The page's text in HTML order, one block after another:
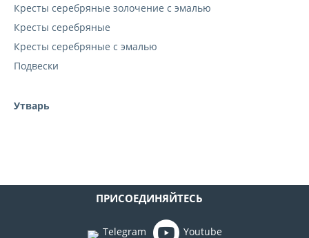
Кресты cеребряные золочение с эмалью
Кресты серебряные
Кресты серебряные с эмалью
Подвески
Утварь
ПРИСОЕДИНЯЙТЕСЬ
Telegram Youtube